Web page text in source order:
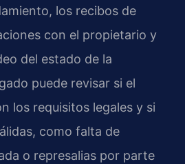
los recibos de
con el propietario y
del estado de la
puede revisar si el
los requisitos legales y si
como falta de
o represalias por parte